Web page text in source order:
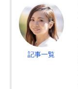
記事一覧